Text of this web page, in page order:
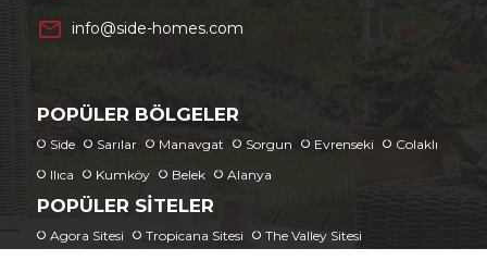
mail_outline info@side-homes.com
POPÜLER BÖLGELER
Side Sarılar Manavgat Sorgun Evrenseki
Colaklı
Ilıca
Kumköy Belek Alanya
POPÜLER SITELER
Agora Sitesi Tropicana Sitesi The Valley Sitesi